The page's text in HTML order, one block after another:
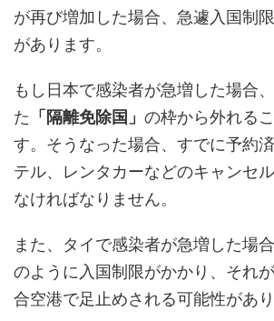
が再び増加した場合、急遽入国制
があります。
もし日本で感染者が急増した場合
た 「隔離免除国」 の枠から外れる
す。そうなった場合、すでに予約
テル、レンタカーなどのキャンセ
なければなりません。
また、タイで感染者が急増した場
のように入国制限がかかり、それ
合空港で足止めされる可能性があり